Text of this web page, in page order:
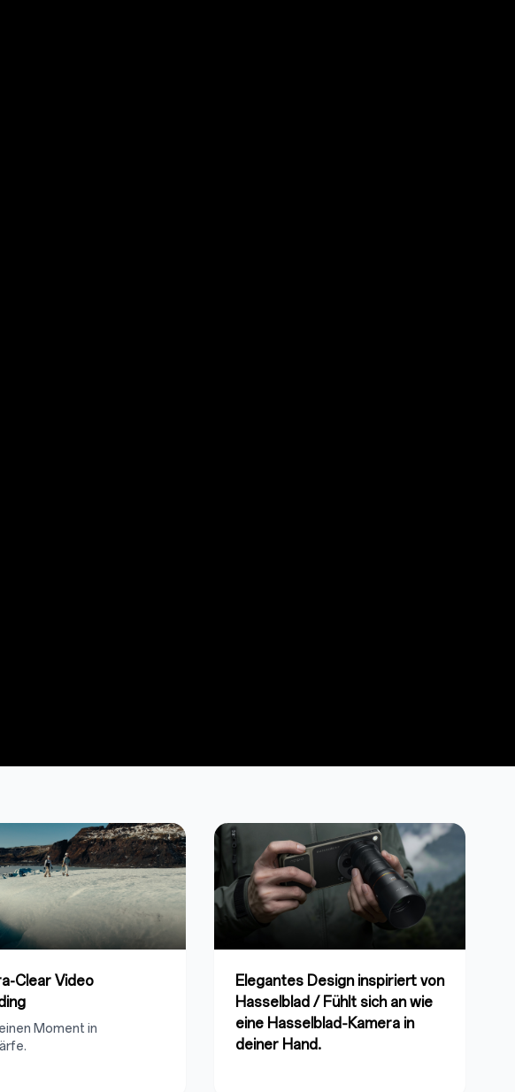
Clear Video
Moment in
Elegantes Design inspiriert von
Hasselblad / Fühlt sich an wie
eine Hasselblad‑Kamera in
deiner Hand.